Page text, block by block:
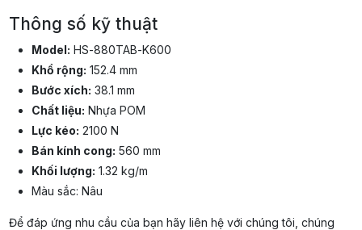
Thông số kỹ thuật
Model: HS-880TAB-K600
Khổ rộng: 152.4 mm
Bước xích: 38.1 mm
Chất liệu: Nhựa POM
Lực kéo: 2100 N
Bán kính cong: 560 mm
Khối lượng: 1.32 kg/m
Màu sắc: Nâu
Để đáp ứng nhu cầu của bạn hãy liên hệ với chúng tôi, chúng